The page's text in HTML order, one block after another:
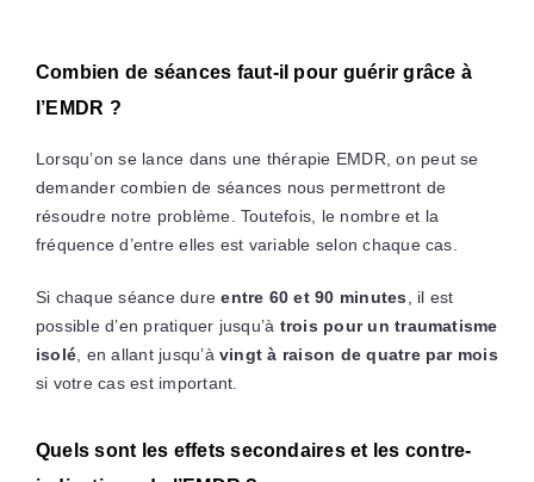
Combien de séances faut-il pour guérir grâce à
l’EMDR ?
Lorsqu’on se lance dans une thérapie EMDR, on peut se
demander combien de séances nous permettront de
résoudre notre problème. Toutefois, le nombre et la
fréquence d’entre elles est variable selon chaque cas.
Si chaque séance dureentre 60 et 90 minutes , il est
possible d’en pratiquer jusqu’à trois pour un traumatisme
isolé , en allant jusqu’à vingt à raison de quatre par mois
si votre cas est important.
Quels sont les effets secondaires et les contre-